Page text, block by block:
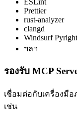
Prettier
rust-analyzer
clangd
Windsurf Pyright
ฯลฯ
รองรับ MCP
เชื่อมต่อกับเครื่องมื
เช่น